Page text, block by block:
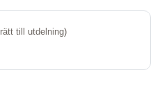
till utdelning)